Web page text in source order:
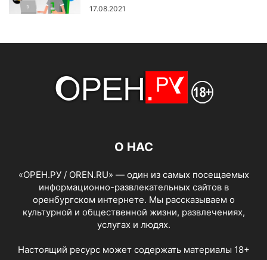
17.08.2021
О НАС
«ОРЕН.РУ / OREN.RU» — один из самых посещаемых
информационно-развлекательных сайтов в
оренбургском интернете. Мы рассказываем о
культурной и общественной жизни, развлечениях,
услугах и людях.
Настоящий ресурс может содержать материалы 18+